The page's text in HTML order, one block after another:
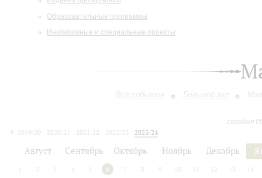
Образовательные программы
Инклюзивные и специальные проекты
Все события Большой зал
сегодня
2019/20
2020/21 2021/22 2022/23
2023/24
Август Сентябрь Октябрь Ноябрь Декабрь
2 3 4 5 6 7 8 9 10 12 13 14